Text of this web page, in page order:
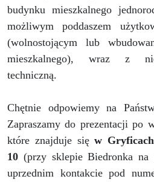
budynku mieszkalnego
możliwym poddaszem
(wolnostojącym lub
mieszkalnego), wraz z
techniczną.
Chętnie odpowiemy na
Zapraszamy do prezentacji po
które znajduje sięw
10 (przy sklepie Biedronka
uprzednim kontakcie pod